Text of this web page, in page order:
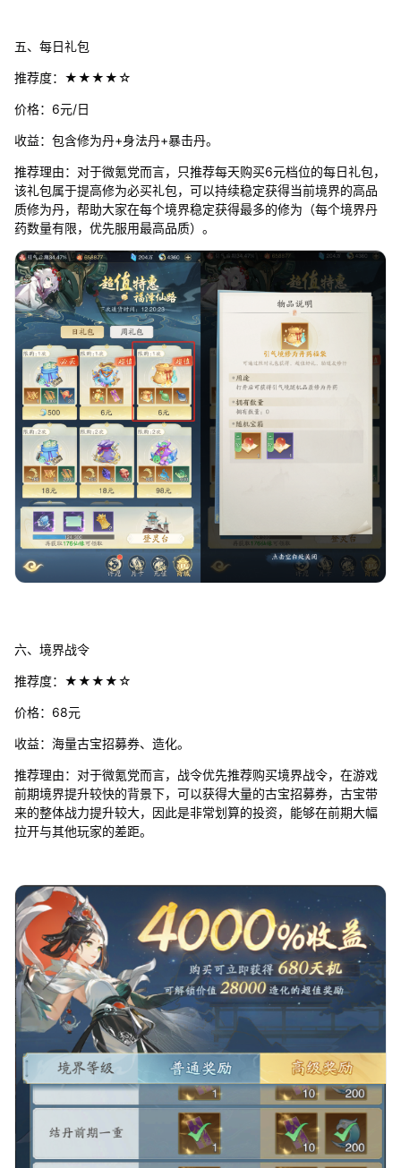
五、每日礼包
推荐度：★★★★☆
价格：6元/日
收益：包含修为丹+身法丹+暴击丹。
推荐理由：对于微氪党而言，只推荐每天购买6元档位的每日礼包，
该礼包属于提高修为必买礼包，可以持续稳定获得当前境界的高品
质修为丹，帮助大家在每个境界稳定获得最多的修为（每个境界丹
药数量有限，优先服用最高品质）。
六、境界战令
推荐度：★★★★☆
价格：68元
收益：海量古宝招募券、造化。
推荐理由：对于微氪党而言，战令优先推荐购买境界战令，在游戏
前期境界提升较快的背景下，可以获得大量的古宝招募券，古宝带
来的整体战力提升较大，因此是非常划算的投资，能够在前期大幅
拉开与其他玩家的差距。